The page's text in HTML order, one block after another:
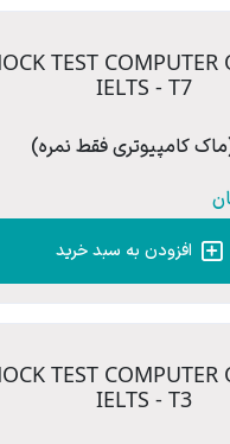
TEST COMPUTER
IELTS - T7
افزودن به سبد خرید
TEST COMPUTER
IELTS - T3